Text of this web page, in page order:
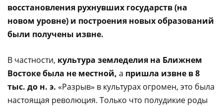
восстановления рухнувших государств (на
новом уровне) и построения новых образований
были получены извне.
В частности, культура земледелия на Ближнем
Востоке была не местной, а пришла извне в 8
тыс. до н. э. «Разрыв» в культурах огромен, это была
настоящая революция. Только что полудикие роды